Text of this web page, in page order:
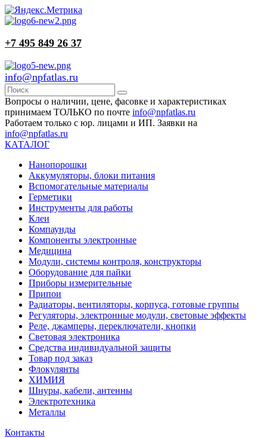
+7 495 849 26 37
info@npfatlas.ru
Вопросы о наличии, цене, фасовке и характеристиках
принимаем ТОЛЬКО по почте info@npfatlas.ru
Работаем только с юр. лицами и ИП. Заявки на
info@npfatlas.ru
КАТАЛОГ
Нанопорошки
Аккумуляторы, блоки питания
Вспомогательные материалы
Герметики
Инструменты для работы
Клеи
Компаунды
Компоненты электронные
Медицина
Модули, системы контроля, конструкторы
Оборудование для пайки
Приборы измерительные
Припои
Радиаторы, вентиляторы, корпуса, готовые группы
Регуляторы, электронные модули, световые эффекты
Реле, джамперы, переключатели, кнопки
Световая электроника
Средства индивидуальной защиты
Товар под заказ
Флокулянты
ХИМИЯ
Шнуры, кабели, антенны
Электротехника
Металлы
Контакты